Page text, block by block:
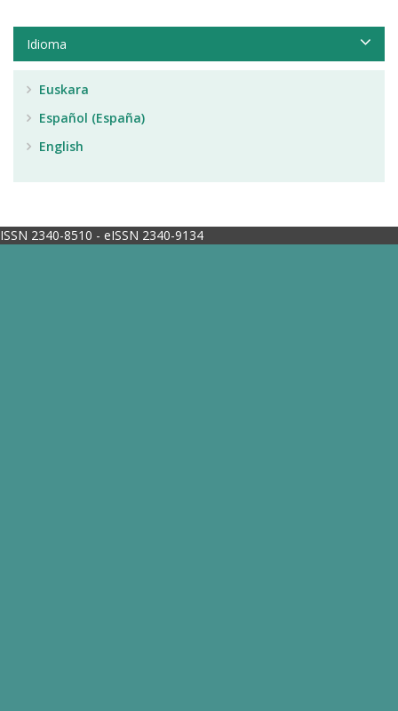
Idioma
Euskara
Español (España)
English
ISSN 2340-8510 - eISSN 2340-9134